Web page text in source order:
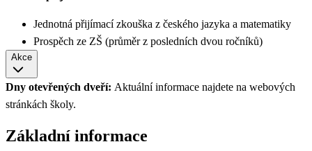
Jednotná přijímací zkouška z českého jazyka a matematiky
Prospěch ze ZŠ (průměr z posledních dvou ročníků)
Akce
Dny otevřených dveří: Aktuální informace najdete na webových
stránkách školy.
Základní informace